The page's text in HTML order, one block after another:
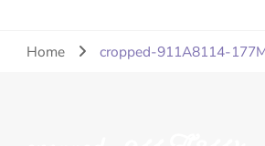
Es befinden sich keine Produkte
Home cropped-911A8114-